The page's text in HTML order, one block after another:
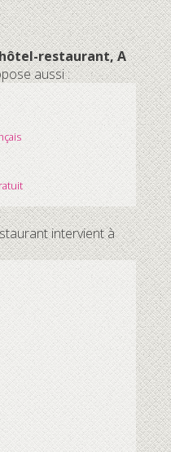
restaurant, A
aussi :
intervient à